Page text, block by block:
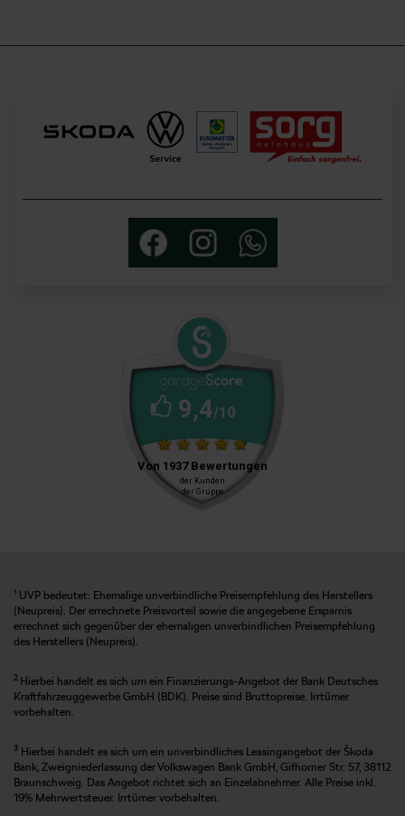
1 UVP bedeutet: Ehemalige unverbindliche Preisempfehlung des Herstellers
(Neupreis). Der errechnete Preisvorteil sowie die angegebene Ersparnis
errechnet sich gegenüber der ehemaligen unverbindlichen Preisempfehlung
des Herstellers (Neupreis).
2 Hierbei handelt es sich um ein Finanzierungs-Angebot der Bank Deutsches
Kraftfahrzeuggewerbe GmbH (BDK). Preise sind Bruttopreise. Irrtümer
vorbehalten.
3 Hierbei handelt es sich um ein unverbindliches Leasingangebot der Škoda
Bank, Zweigniederlassung der Volkswagen Bank GmbH, Gifhorner Str. 57, 38112
Braunschweig. Das Angebot richtet sich an Einzelabnehmer. Alle Preise inkl.
19% Mehrwertsteuer. Irrtümer vorbehalten.